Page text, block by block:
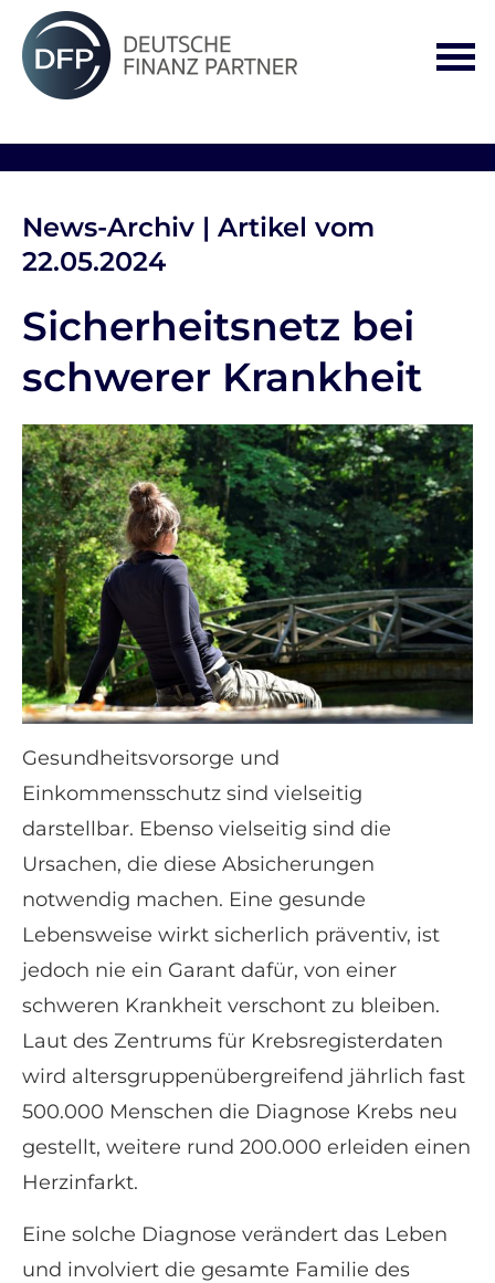
News-Archiv | Artikel vom
22.05.2024
Sicherheitsnetz bei
schwerer Krankheit
Gesundheitsvorsorge und
Einkommensschutz sind vielseitig
darstellbar. Ebenso vielseitig sind die
Ursachen, die diese Absicherungen
notwendig machen. Eine gesunde
Lebensweise wirkt sicherlich präventiv, ist
jedoch nie ein Garant dafür, von einer
schweren Krankheit verschont zu bleiben.
Laut des Zentrums für Krebsregisterdaten
wird altersgruppenübergreifend jährlich fast
500.000 Menschen die Diagnose Krebs neu
gestellt, weitere rund 200.000 erleiden einen
Herzinfarkt.
Eine solche Diagnose verändert das Leben
und involviert die gesamte Familie des